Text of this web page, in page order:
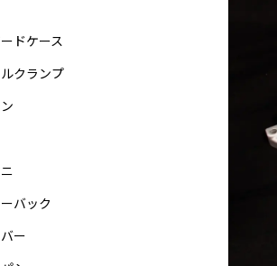
ドケース
クランプ
バック
ー